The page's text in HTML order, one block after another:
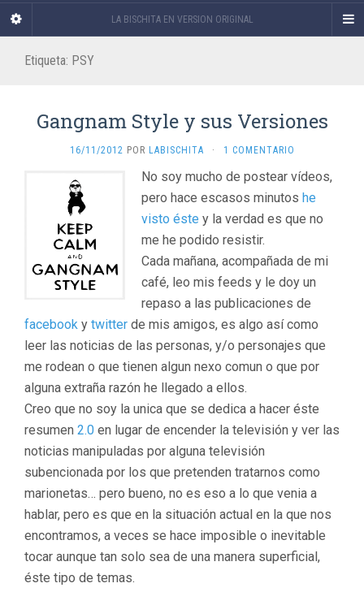
LA BISCHITA EN VERSION ORIGINAL
Etiqueta: PSY
Gangnam Style y sus Versiones
16/11/2012 POR LABISCHITA · 1 COMENTARIO
No soy mucho de postear vídeos,
pero hace escasos minutos he
visto éste y la verdad es que no
me he podido resistir.
Cada mañana, acompañada de mi
café, leo mis feeds y le doy un
repaso a las publicaciones de
facebook y twitter de mis amigos, es algo así como
leer las noticias de las personas, y/o personajes que
me rodean o que tienen algun nexo comun o que por
alguna extraña razón he llegado a ellos.
Creo que no soy la unica que se dedica a hacer éste
resumen 2.0 en lugar de encender la televisión y ver las
noticias manipuladas por alguna televisión
subencionada por los que pretenden tratarnos como
marionetas… pero bueno, no es eso a lo que venia a
hablar, pero es que en la situación actual en la que nos
encontramos, a veces se hace imposible o inevitable
tocar aunque tan solo sea de una manera superficial,
éste tipo de temas.